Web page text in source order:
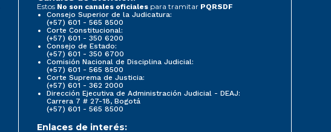
Estos No son canales oficiales para tramitar PQRSDF
Consejo Superior de la Judicatura:
(+57) 601 - 565 8500
Corte Constitucional:
(+57) 601 - 350 6200
Consejo de Estado:
(+57) 601 - 350 6700
Comisión Nacional de Disciplina Judicial:
(+57) 601 - 565 8500
Corte Suprema de Justicia:
(+57) 601 - 362 2000
Dirección Ejecutiva de Administración Judicial - DEAJ:
Carrera 7 # 27-18, Bogotá
(+57) 601 - 565 8500
Enlaces de interés: